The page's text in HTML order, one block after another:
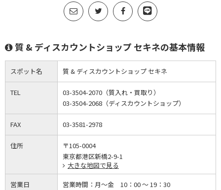
質 & ディスカウントショップ セキネの基本情報
スポット名 質 & ディスカウントショップ セキネ
TEL
03-3504-2070（質入れ・買取り）
03-3504-2068（ディスカウントショップ）
FAX 03-3581-2978
住所
〒105-0004
東京都港区新橋2-9-1
大きな地図で見る
営業日 営業時間： 月～金 10：00 ～ 19：30